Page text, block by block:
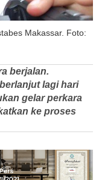
Makassar. Foto:
berjalan.
lagi hari
gelar perkara
ke proses